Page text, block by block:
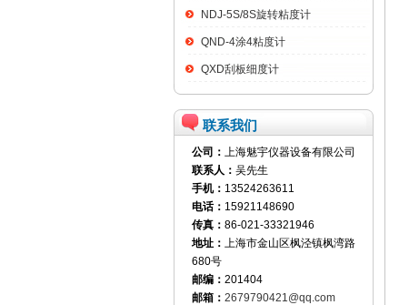
NDJ-5S/8S旋转粘度计
QND-4涂4粘度计
QXD刮板细度计
联系我们
公司： 上海魅宇仪器设备有限公司
联系人： 吴先生
手机： 13524263611
电话： 15921148690
传真： 86-021-33321946
地址： 上海市金山区枫泾镇枫湾路
680号
邮编： 201404
邮箱： 2679790421@qq.com